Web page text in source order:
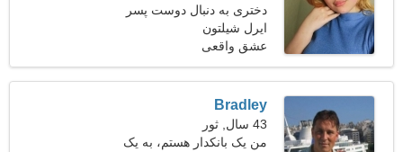
دختری به دنبال دوست پسر
ایرل شیلتون
عشق واقعی
Bradley
43 سال, ثور
من یک بانکدار هستم، به یک